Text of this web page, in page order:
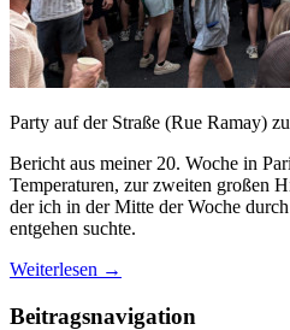
Party auf der Straße (Rue Ramay)
Bericht aus meiner 20. Woche in
Temperaturen, zur zweiten großen
der ich in der Mitte der Woche
entgehen suchte.
Weiterlesen →
Beitragsnavigation